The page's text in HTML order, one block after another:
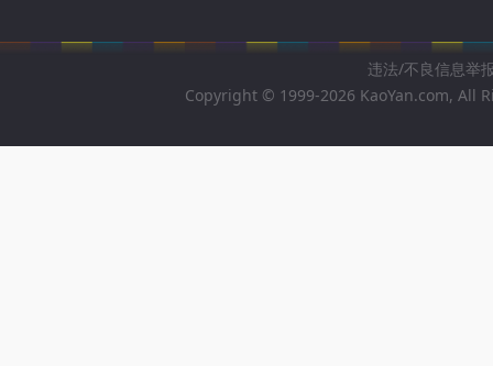
违法/不良信息举
Copyright © 1999-2026 KaoYan.com, All